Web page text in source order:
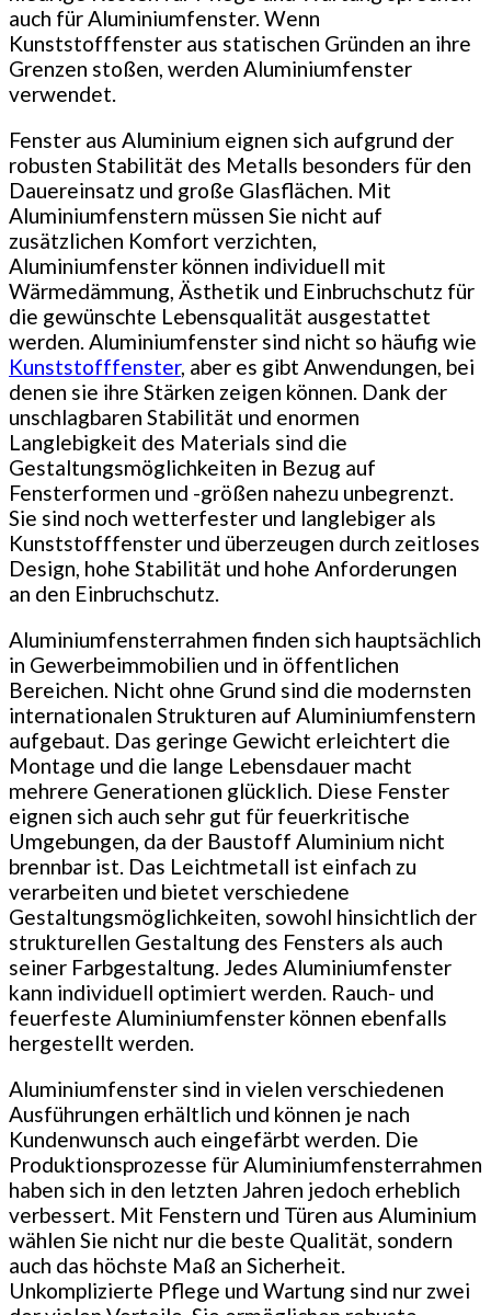
auch für Aluminiumfenster. Wenn
Kunststofffenster aus statischen Gründen an ihre
Grenzen stoßen, werden Aluminiumfenster
verwendet.
Fenster aus Aluminium eignen sich aufgrund der
robusten Stabilität des Metalls besonders für den
Dauereinsatz und große Glasflächen. Mit
Aluminiumfenstern müssen Sie nicht auf
zusätzlichen Komfort verzichten,
Aluminiumfenster können individuell mit
Wärmedämmung, Ästhetik und Einbruchschutz für
die gewünschte Lebensqualität ausgestattet
werden. Aluminiumfenster sind nicht so häufig wie
Kunststofffenster, aber es gibt Anwendungen, bei
denen sie ihre Stärken zeigen können. Dank der
unschlagbaren Stabilität und enormen
Langlebigkeit des Materials sind die
Gestaltungsmöglichkeiten in Bezug auf
Fensterformen und -größen nahezu unbegrenzt.
Sie sind noch wetterfester und langlebiger als
Kunststofffenster und überzeugen durch zeitloses
Design, hohe Stabilität und hohe Anforderungen
an den Einbruchschutz.
Aluminiumfensterrahmen finden sich hauptsächlich
in Gewerbeimmobilien und in öffentlichen
Bereichen. Nicht ohne Grund sind die modernsten
internationalen Strukturen auf Aluminiumfenstern
aufgebaut. Das geringe Gewicht erleichtert die
Montage und die lange Lebensdauer macht
mehrere Generationen glücklich. Diese Fenster
eignen sich auch sehr gut für feuerkritische
Umgebungen, da der Baustoff Aluminium nicht
brennbar ist. Das Leichtmetall ist einfach zu
verarbeiten und bietet verschiedene
Gestaltungsmöglichkeiten, sowohl hinsichtlich der
strukturellen Gestaltung des Fensters als auch
seiner Farbgestaltung. Jedes Aluminiumfenster
kann individuell optimiert werden. Rauch- und
feuerfeste Aluminiumfenster können ebenfalls
hergestellt werden.
Aluminiumfenster sind in vielen verschiedenen
Ausführungen erhältlich und können je nach
Kundenwunsch auch eingefärbt werden. Die
Produktionsprozesse für Aluminiumfensterrahmen
haben sich in den letzten Jahren jedoch erheblich
verbessert. Mit Fenstern und Türen aus Aluminium
wählen Sie nicht nur die beste Qualität, sondern
auch das höchste Maß an Sicherheit.
Unkomplizierte Pflege und Wartung sind nur zwei